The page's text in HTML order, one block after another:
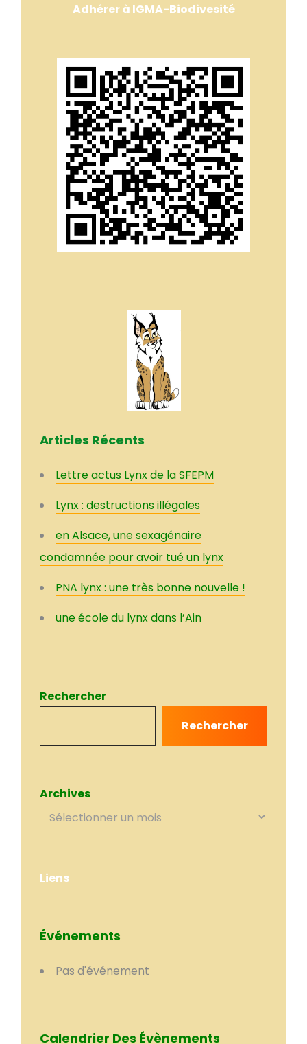
Adhérer à IGMA-Biodivesité
Articles Récents
Lettre actus Lynx de la SFEPM
Lynx : destructions illégales
en Alsace, une sexagénaire
condamnée pour avoir tué un lynx
PNA lynx : une très bonne nouvelle !
une école du lynx dans l’Ain
Rechercher
Rechercher
Archives
Liens
Événements
Pas d'événement
Calendrier Des Évènements